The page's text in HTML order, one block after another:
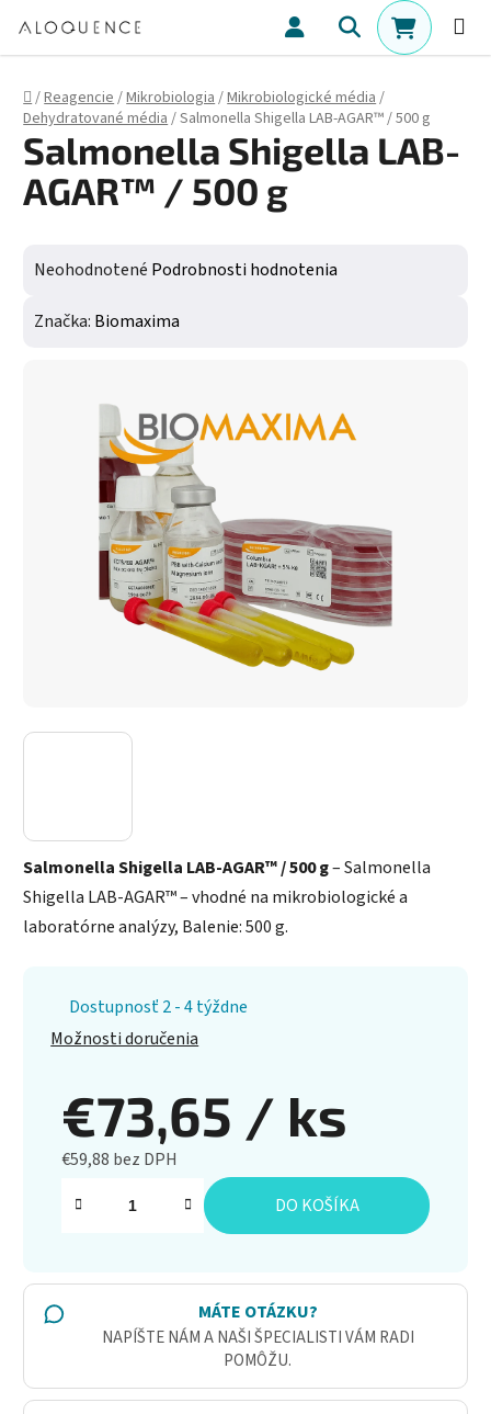
Hľadať
Domov
/Reagencie/Mikrobiologia/Mikrobiologické média/
Dehydratované média/Salmonella Shigella LAB-AGAR™ / 500 g
Salmonella Shigella LAB-AGAR™ / 500 g– Salmonella
Shigella LAB-AGAR™ – vhodné na mikrobiologické a
laboratórne analýzy, Balenie: 500 g.
Dostupnosť 2 - 4 týždne
Možnosti doručenia
€73,65 / ks
€59,88 bez DPH
Jednotková cena:
DO KOŠÍKA
MÁTE OTÁZKU?
NAPÍŠTE NÁM A NAŠI ŠPECIALISTI VÁM RADI
POMÔŽU.
Salmonella Shigella LAB-
AGAR™ / 500 g
Priemerné hodnotenie produktu je 0,0 z 5 hviezdičiek.
Neohodnotené Podrobnosti hodnotenia
Značka: Biomaxima